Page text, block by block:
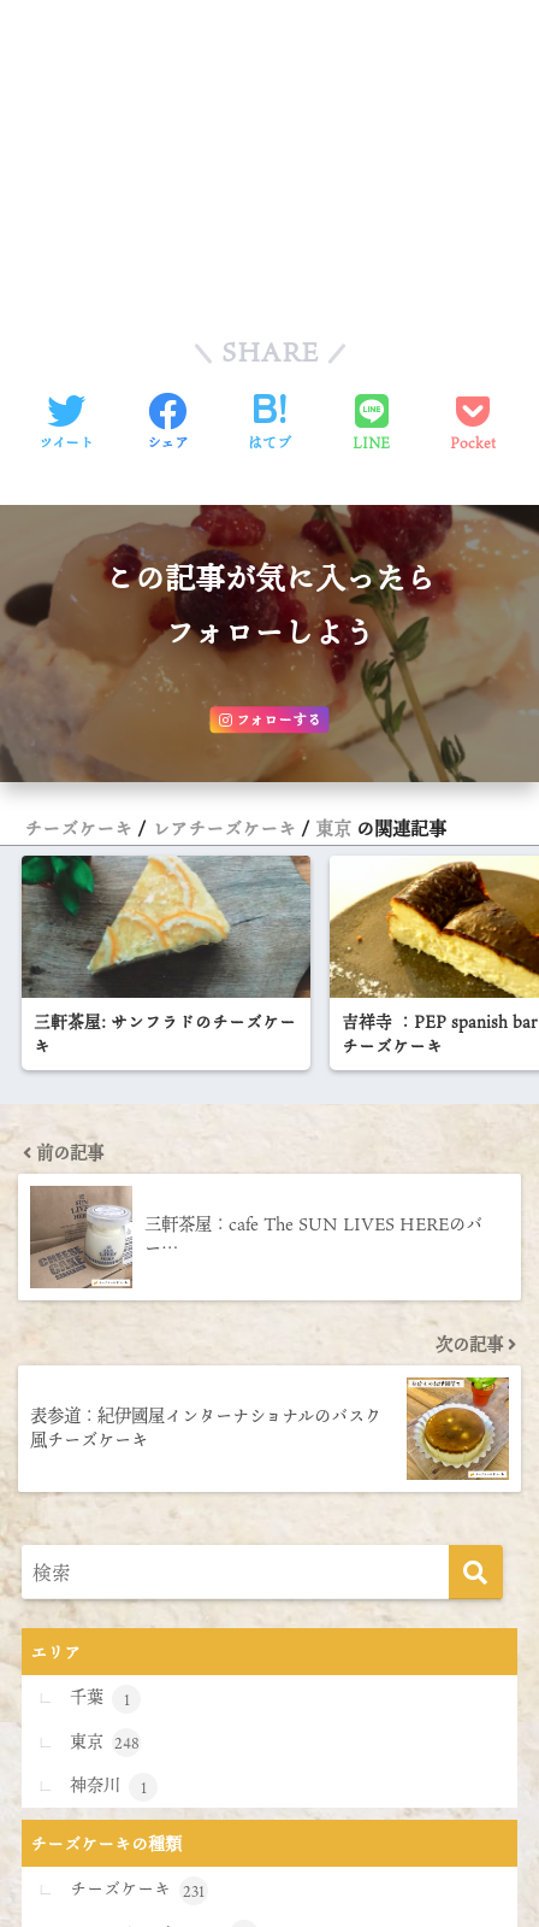
SHARE
ツイート シェア はてブ LINE Pocket
この記事が気に入ったら
フォローしよう
フォローする
チーズケーキ レアチーズケーキ 東京 の関連記事
三軒茶屋: サンフラドのチーズケー
キ
吉祥寺 ：PEP spanish
チーズケーキ
前の記事
三軒茶屋：cafe The SUN LIVES HEREのバ
ー…
次の記事
表参道：紀伊國屋インターナショナルのバスク
風チーズケーキ
エリア
千葉
1
東京 248
神奈川 1
チーズケーキの種類
チーズケーキ
231